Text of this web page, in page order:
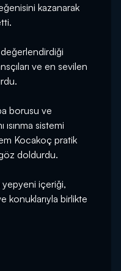
kazanarak
ve en sevilen
borusu ve
sistemi
Kocakoç pratik
göz doldurdu.
içeriği,
konuklarıyla birlikte